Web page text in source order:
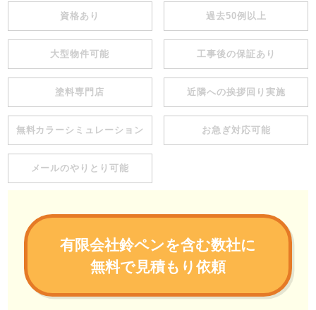
資格あり 過去50例以上
大型物件可能 工事後の保証あり
塗料専門店 近隣への挨拶回り実施
無料カラーシミュレーション お急ぎ対応可能
メールのやりとり可能
有限会社鈴ペンを含む数社に
無料で見積もり依頼